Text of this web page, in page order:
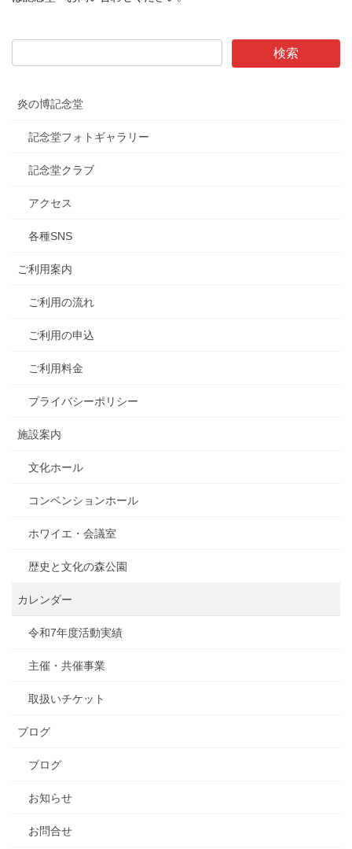
炎の博記念堂
記念堂フォトギャラリー
記念堂クラブ
アクセス
各種SNS
ご利用案内
ご利用の流れ
ご利用の申込
ご利用料金
プライバシーポリシー
施設案内
文化ホール
コンベンションホール
ホワイエ・会議室
歴史と文化の森公園
カレンダー
令和7年度活動実績
主催・共催事業
取扱いチケット
ブログ
ブログ
お知らせ
お問合せ